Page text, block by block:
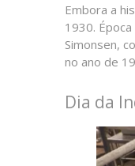
Embora a
1930.
Simonsen,
no ano de
Dia da